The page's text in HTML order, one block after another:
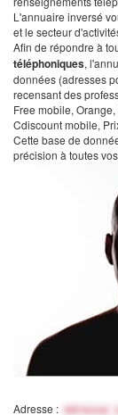
L'annuaire inversé
et le secteur
Afin de répondre à
téléphoniques,
données (adresses
recensant des
Free mobile,
Cdiscount mobile,
Cette base de
précision à toutes
Adresse : Adresse